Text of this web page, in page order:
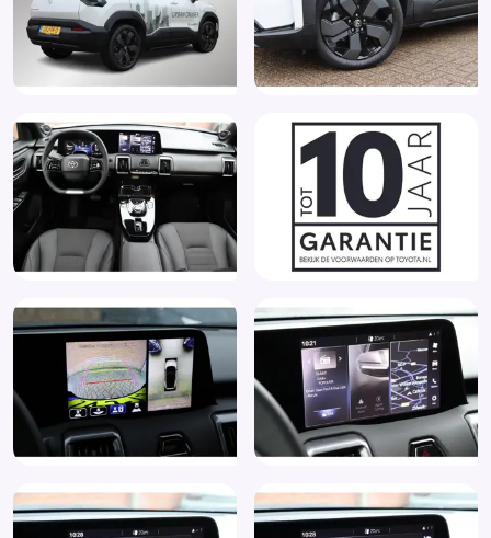
Kruisend verkeer detectie
LED koplampen
Multimedia-voorbereiding
Oplaadmogelijkheid
Parkeersensor voor en achter
Passagiersairbag
Regensensor
Rijstrooksensor
Ruitensproeiers verwarmbaar
Stuurbekrachtiging
Stuur kunstleder
Stuur verstelbaar
Stuurwiel multifunctioneel
Verkeersbord detectie
Zij airbag(s) achter